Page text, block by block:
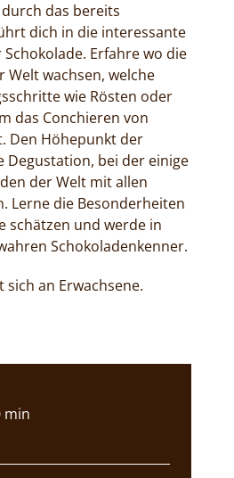
das bereits
dich in die interessante
Erfahre wo die
Welt wachsen, welche
wie Rösten oder
das Conchieren von
Den Höhepunkt der
Degustation, bei der einige
der Welt mit allen
Lerne die Besonderheiten
schätzen und werde in
Schokoladenkenner.
an Erwachsene.
min